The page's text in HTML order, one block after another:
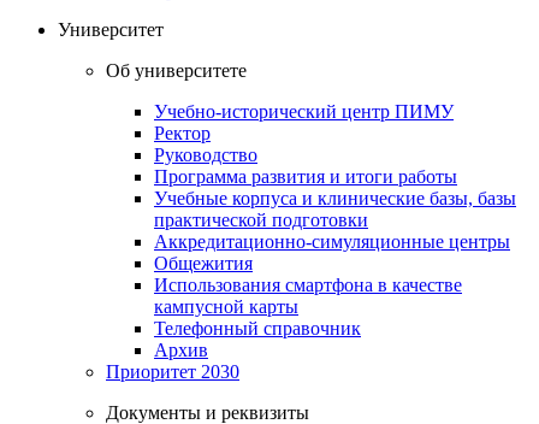
Университет
Об университете
Учебно-исторический центр ПИМУ
Ректор
Руководство
Программа развития и итоги работы
Учебные корпуса и клинические базы, базы
практической подготовки
Аккредитационно-симуляционные центры
Общежития
Использования смартфона в качестве
кампусной карты
Телефонный справочник
Архив
Приоритет 2030
Документы и реквизиты